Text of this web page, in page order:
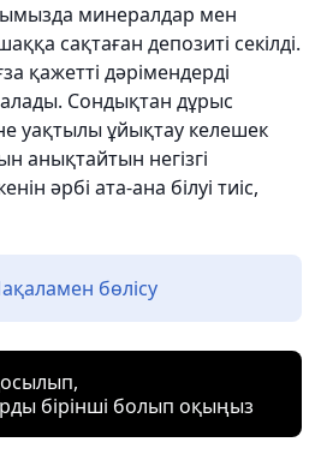
минералдар мен
сақтаған депозиті секілді.
қажетті дәрімендерді
Сондықтан дұрыс
уақтылы ұйықтау келешек
анықтайтын негізгі
әрбі ата-ана білуі тиіс,
бөлісу
бірінші болып оқыңыз